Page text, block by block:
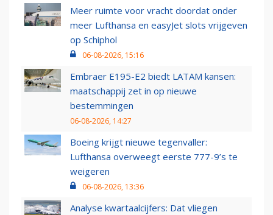
Meer ruimte voor vracht doordat onder
meer Lufthansa en easyJet slots vrijgeven
op Schiphol
06-08-2026, 15:16
Embraer E195-E2 biedt LATAM kansen:
maatschappij zet in op nieuwe
bestemmingen
06-08-2026, 14:27
Boeing krijgt nieuwe tegenvaller:
Lufthansa overweegt eerste 777-9’s te
weigeren
06-08-2026, 13:36
Analyse kwartaalcijfers: Dat vliegen